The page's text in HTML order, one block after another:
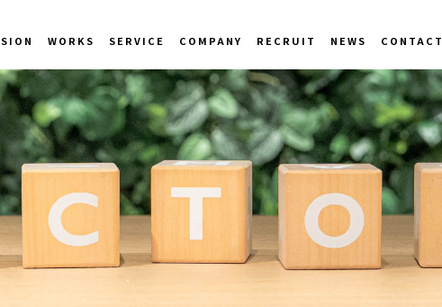
WORKS SERVICE COMPANY RECRUIT NEWS CONTACT